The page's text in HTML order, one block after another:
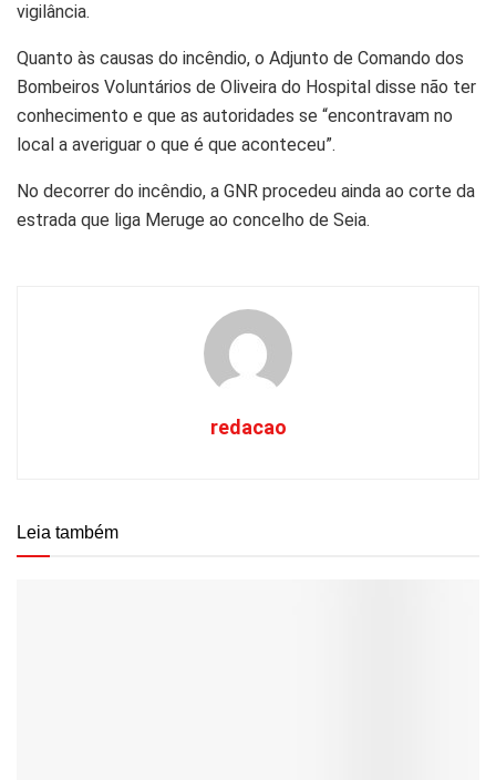
vigilância.
Quanto às causas do incêndio, o Adjunto de Comando dos
Bombeiros Voluntários de Oliveira do Hospital disse não ter
conhecimento e que as autoridades se “encontravam no
local a averiguar o que é que aconteceu”.
No decorrer do incêndio, a GNR procedeu ainda ao corte da
estrada que liga Meruge ao concelho de Seia.
redacao
Leia também